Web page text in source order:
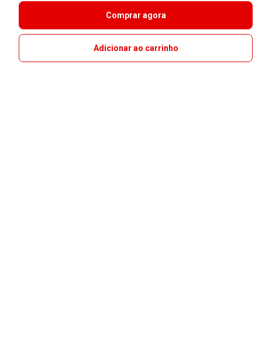
Comprar agora
Adicionar ao carrinho